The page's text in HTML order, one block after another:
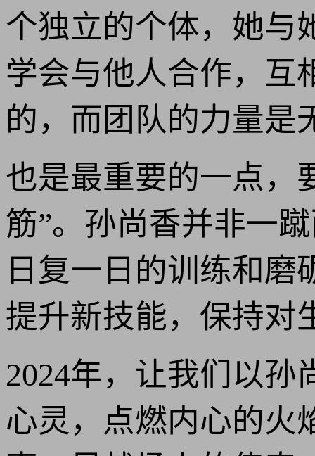
个独立的个体，她与
学会与他人合作，互
的，而团队的力量是
也是最重要的一点，
筋”。孙尚香并非一
日复一日的训练和
提升新技能，保持对
2024年，让我们以孙
心灵，点燃内心的火